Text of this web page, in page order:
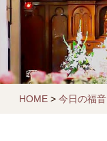
HOME > 今日の福音